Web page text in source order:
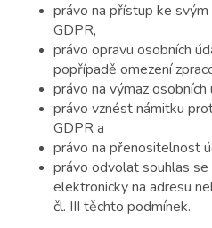
právo na přístup ke
GDPR,
právo opravu osobních
popřípadě omezení
právo na výmaz
právo vznést námitku
GDPR a
právo na přenositelnost
právo odvolat souhlas
elektronicky na adresu
čl. III těchto podmínek.